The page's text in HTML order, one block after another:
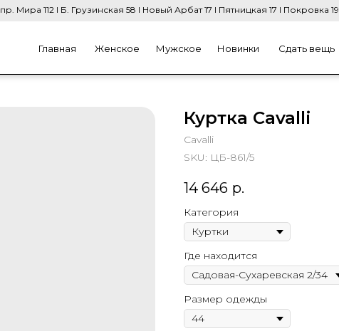
Главная Женское Мужское Новинки Сдать вещь
пр. Мира 112 I Б. Грузинская 58 I Новый Арбат 17 I Пятницкая 17 I Покровка 19
Куртка Cavalli
Cavalli
SKU: ЦБ-861/5
14 646 р.
Категория
Где находится
Размер одежды